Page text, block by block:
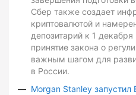
Сбер также создает
криптовалютой и
депозитарий к 1
принятие закона о
важным шагом для
в России.
Morgan Stanley запустил